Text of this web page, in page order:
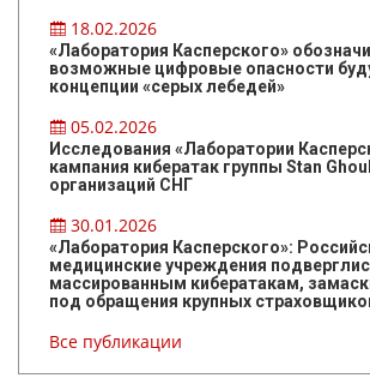
18.02.2026
«Лаборатория Касперского»
возможные цифровые опасности
концепции «серых лебедей»
05.02.2026
Исследования «Лаборатории
кампания кибератак группы Stan
организаций СНГ
30.01.2026
«Лаборатория Касперского»:
медицинские учреждения
массированным кибератакам,
под обращения крупных
Все публикации